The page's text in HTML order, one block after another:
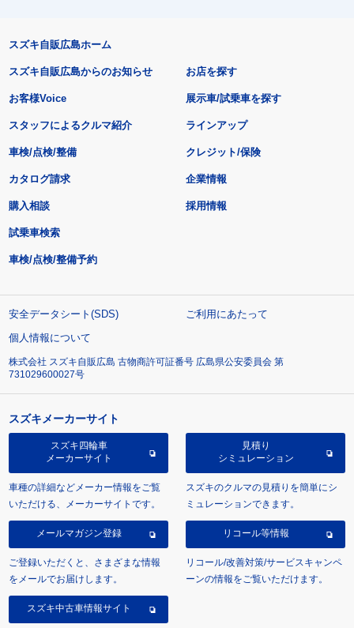
スズキ自販広島ホーム
スズキ自販広島からのお知らせ
お客様Voice
スタッフによるクルマ紹介
お店を探す
展示車/試乗車を探す
ラインアップ
車検/点検/整備 クレジット/保険
カタログ請求
購入相談
試乗車検索
車検/点検/整備予約
企業情報
採用情報
安全データシート(SDS)
ご利用にあたって
個人情報について
株式会社 スズキ自販広島 古物商許可証番号 広島県公安委員会 第
731029600027号
スズキメーカーサイト
スズキ四輪車
メーカーサイト
車種の詳細などメーカー情報をご覧
いただける、メーカーサイトです。
見積り
シミュレーション
スズキのクルマの見積りを簡単にシ
ミュレーションできます。
メールマガジン登録
ご登録いただくと、さまざまな情報
をメールでお届けします。
リコール等情報
リコール/改善対策/サービスキャンペ
ーンの情報をご覧いただけます。
スズキ中古車情報サイト